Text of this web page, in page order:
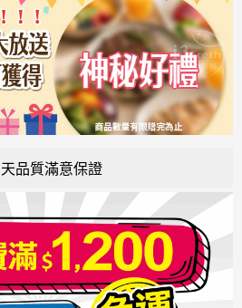
品質滿意保證